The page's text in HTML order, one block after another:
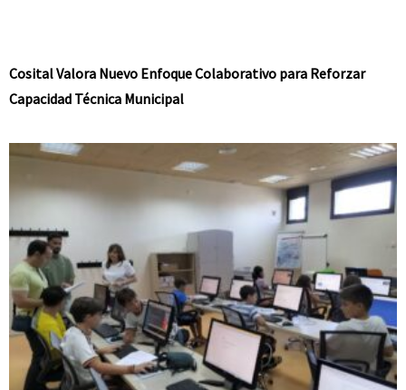
Cosital Valora Nuevo Enfoque Colaborativo para Reforzar
Capacidad Técnica Municipal